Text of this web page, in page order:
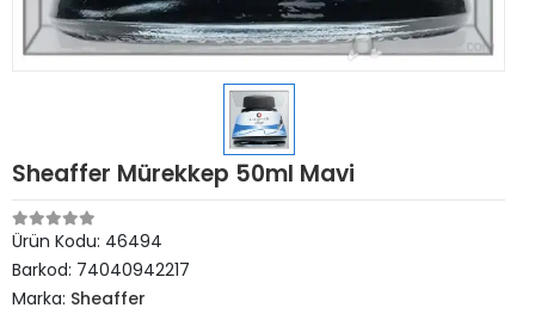
Sheaffer Mürekkep 50ml Mavi
Ürün Kodu: 46494
Barkod: 74040942217
Marka: Sheaffer